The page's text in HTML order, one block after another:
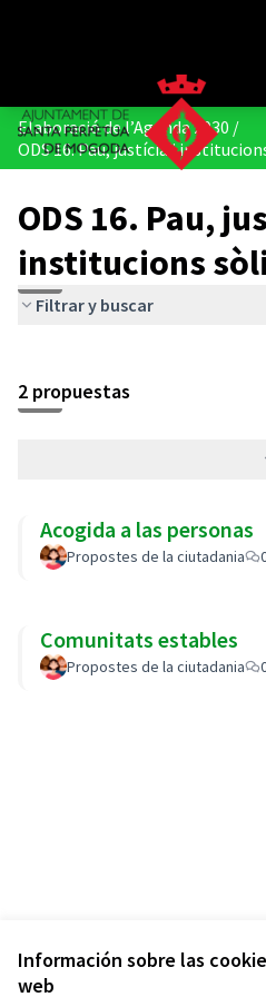
Información sobre las
web
Elaboració de l’Agenda 2030 /
ODS 16. Pau, justícia i
ODS 16. Pau,
institucions
Filtrar y buscar
2 propuestas
Acogida a las personas
Propostes de la ciutadania
Comunitats estables
Propostes de la ciutadania